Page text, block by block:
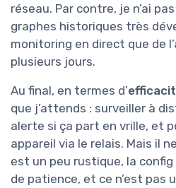
réseau. Par contre, je n’ai
graphes historiques très
monitoring en direct que de
plusieurs jours.
Au final, en termes d’
que j’attends : surveiller à
alerte si ça part en vrille, et
appareil via le relais. Mais il
est un peu rustique, la
de patience, et ce n’est pas